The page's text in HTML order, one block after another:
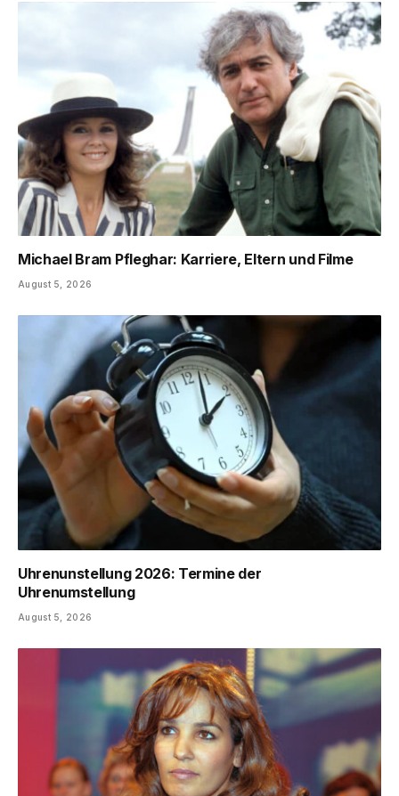
Michael Bram Pfleghar: Karriere, Eltern und Filme
August 5, 2026
Uhrenunstellung 2026: Termine der
Uhrenumstellung
August 5, 2026